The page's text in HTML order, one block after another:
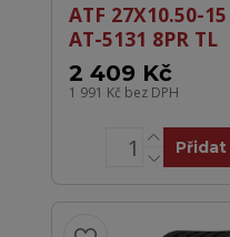
ATF 27X10.50-
AT-5131 8PR TL
2 409 Kč
1 991 Kč bez DPH